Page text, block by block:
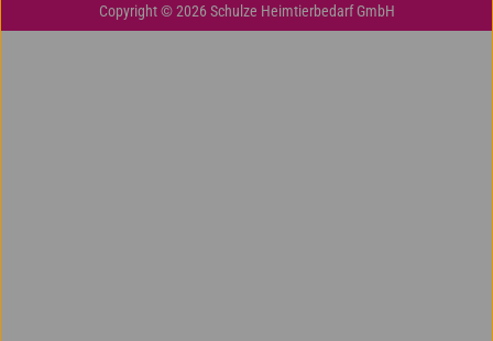
Copyright © 2026 Schulze Heimtierbedarf GmbH